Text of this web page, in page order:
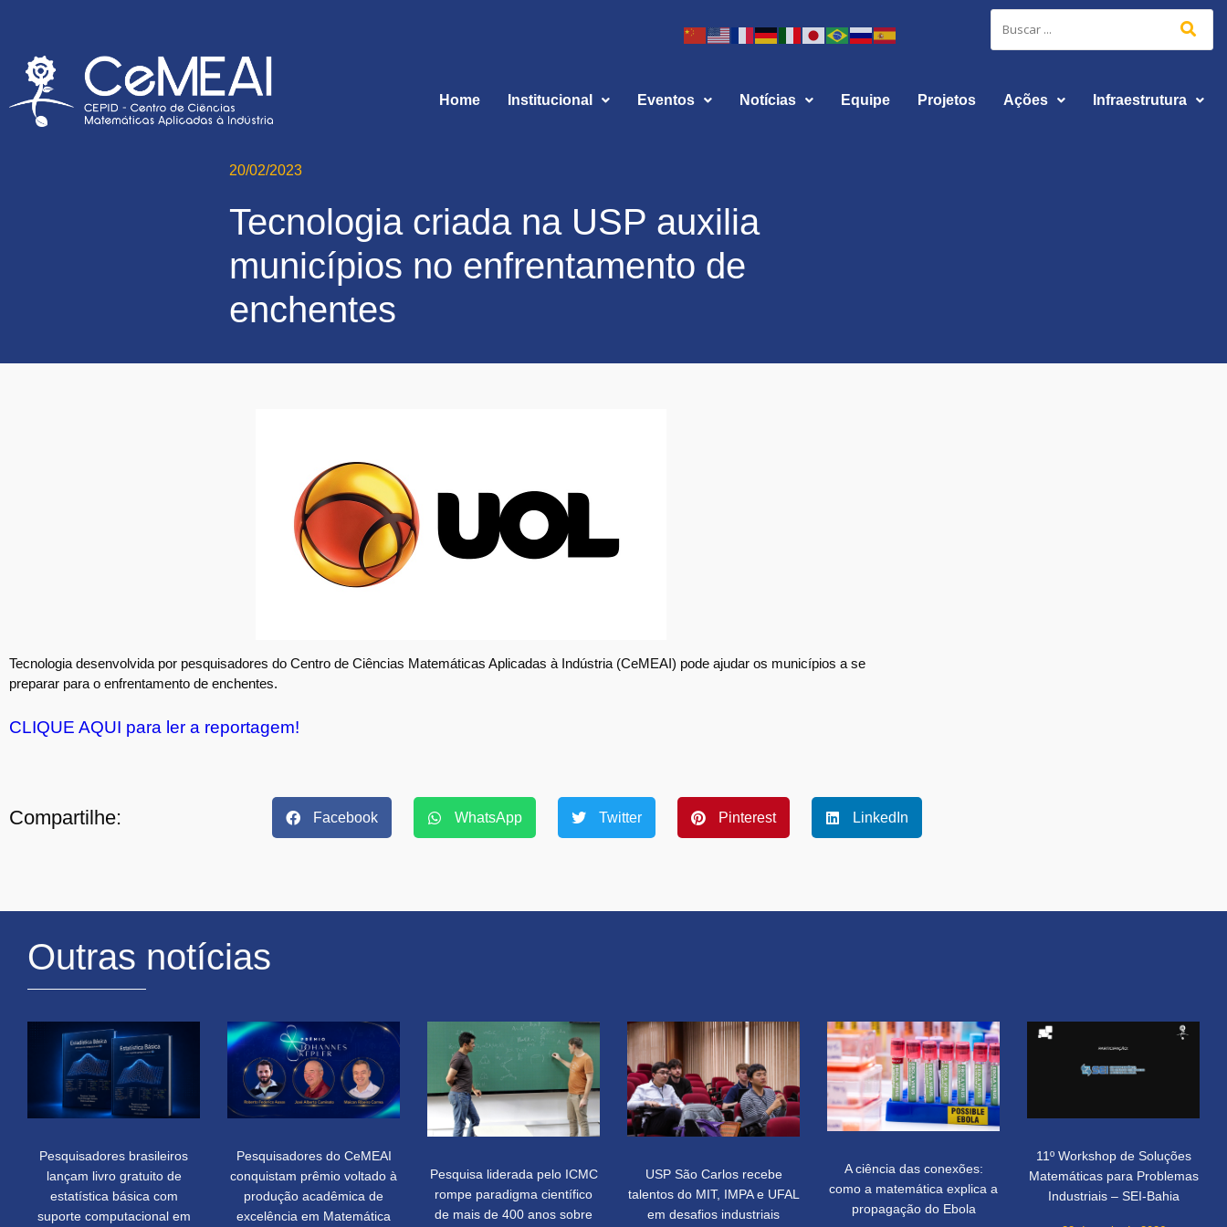
Home Institucional Eventos Notícias Equipe Projetos Ações Infraestrutura
20/02/2023
Tecnologia criada na USP auxilia
municípios no enfrentamento de
enchentes
Tecnologia desenvolvida por pesquisadores do Centro de Ciências Matemáticas Aplicadas à Indústria (CeMEAI) pode ajudar os municípios a se
preparar para o enfrentamento de enchentes.
CLIQUE AQUI para ler a reportagem!
Compartilhe: Facebook WhatsApp Twitter Pinterest LinkedIn
Outras notícias
Pesquisadores brasileiros
lançam livro gratuito de
estatística básica com
suporte computacional em
Pesquisadores do CeMEAI
conquistam prêmio voltado à
produção acadêmica de
excelência em Matemática
Pesquisa liderada pelo ICMC
rompe paradigma científico
de mais de 400 anos sobre
USP São Carlos recebe
talentos do MIT, IMPA e UFAL
em desafios industriais
A ciência das conexões:
como a matemática explica a
propagação do Ebola
11º Workshop de Soluções
Matemáticas para Problemas
Industriais – SEI-Bahia